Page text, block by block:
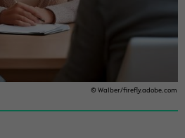
© Wal­ber/fire­fly.adobe.com